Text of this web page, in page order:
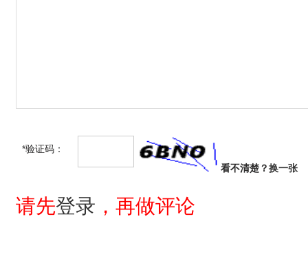
*验证码：
看不清楚？换一张
请先登录 ，再做评论